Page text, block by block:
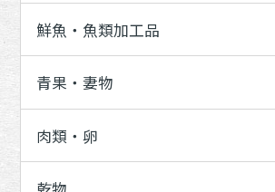
鮮魚・魚類加工品
青果・妻物
肉類・卵